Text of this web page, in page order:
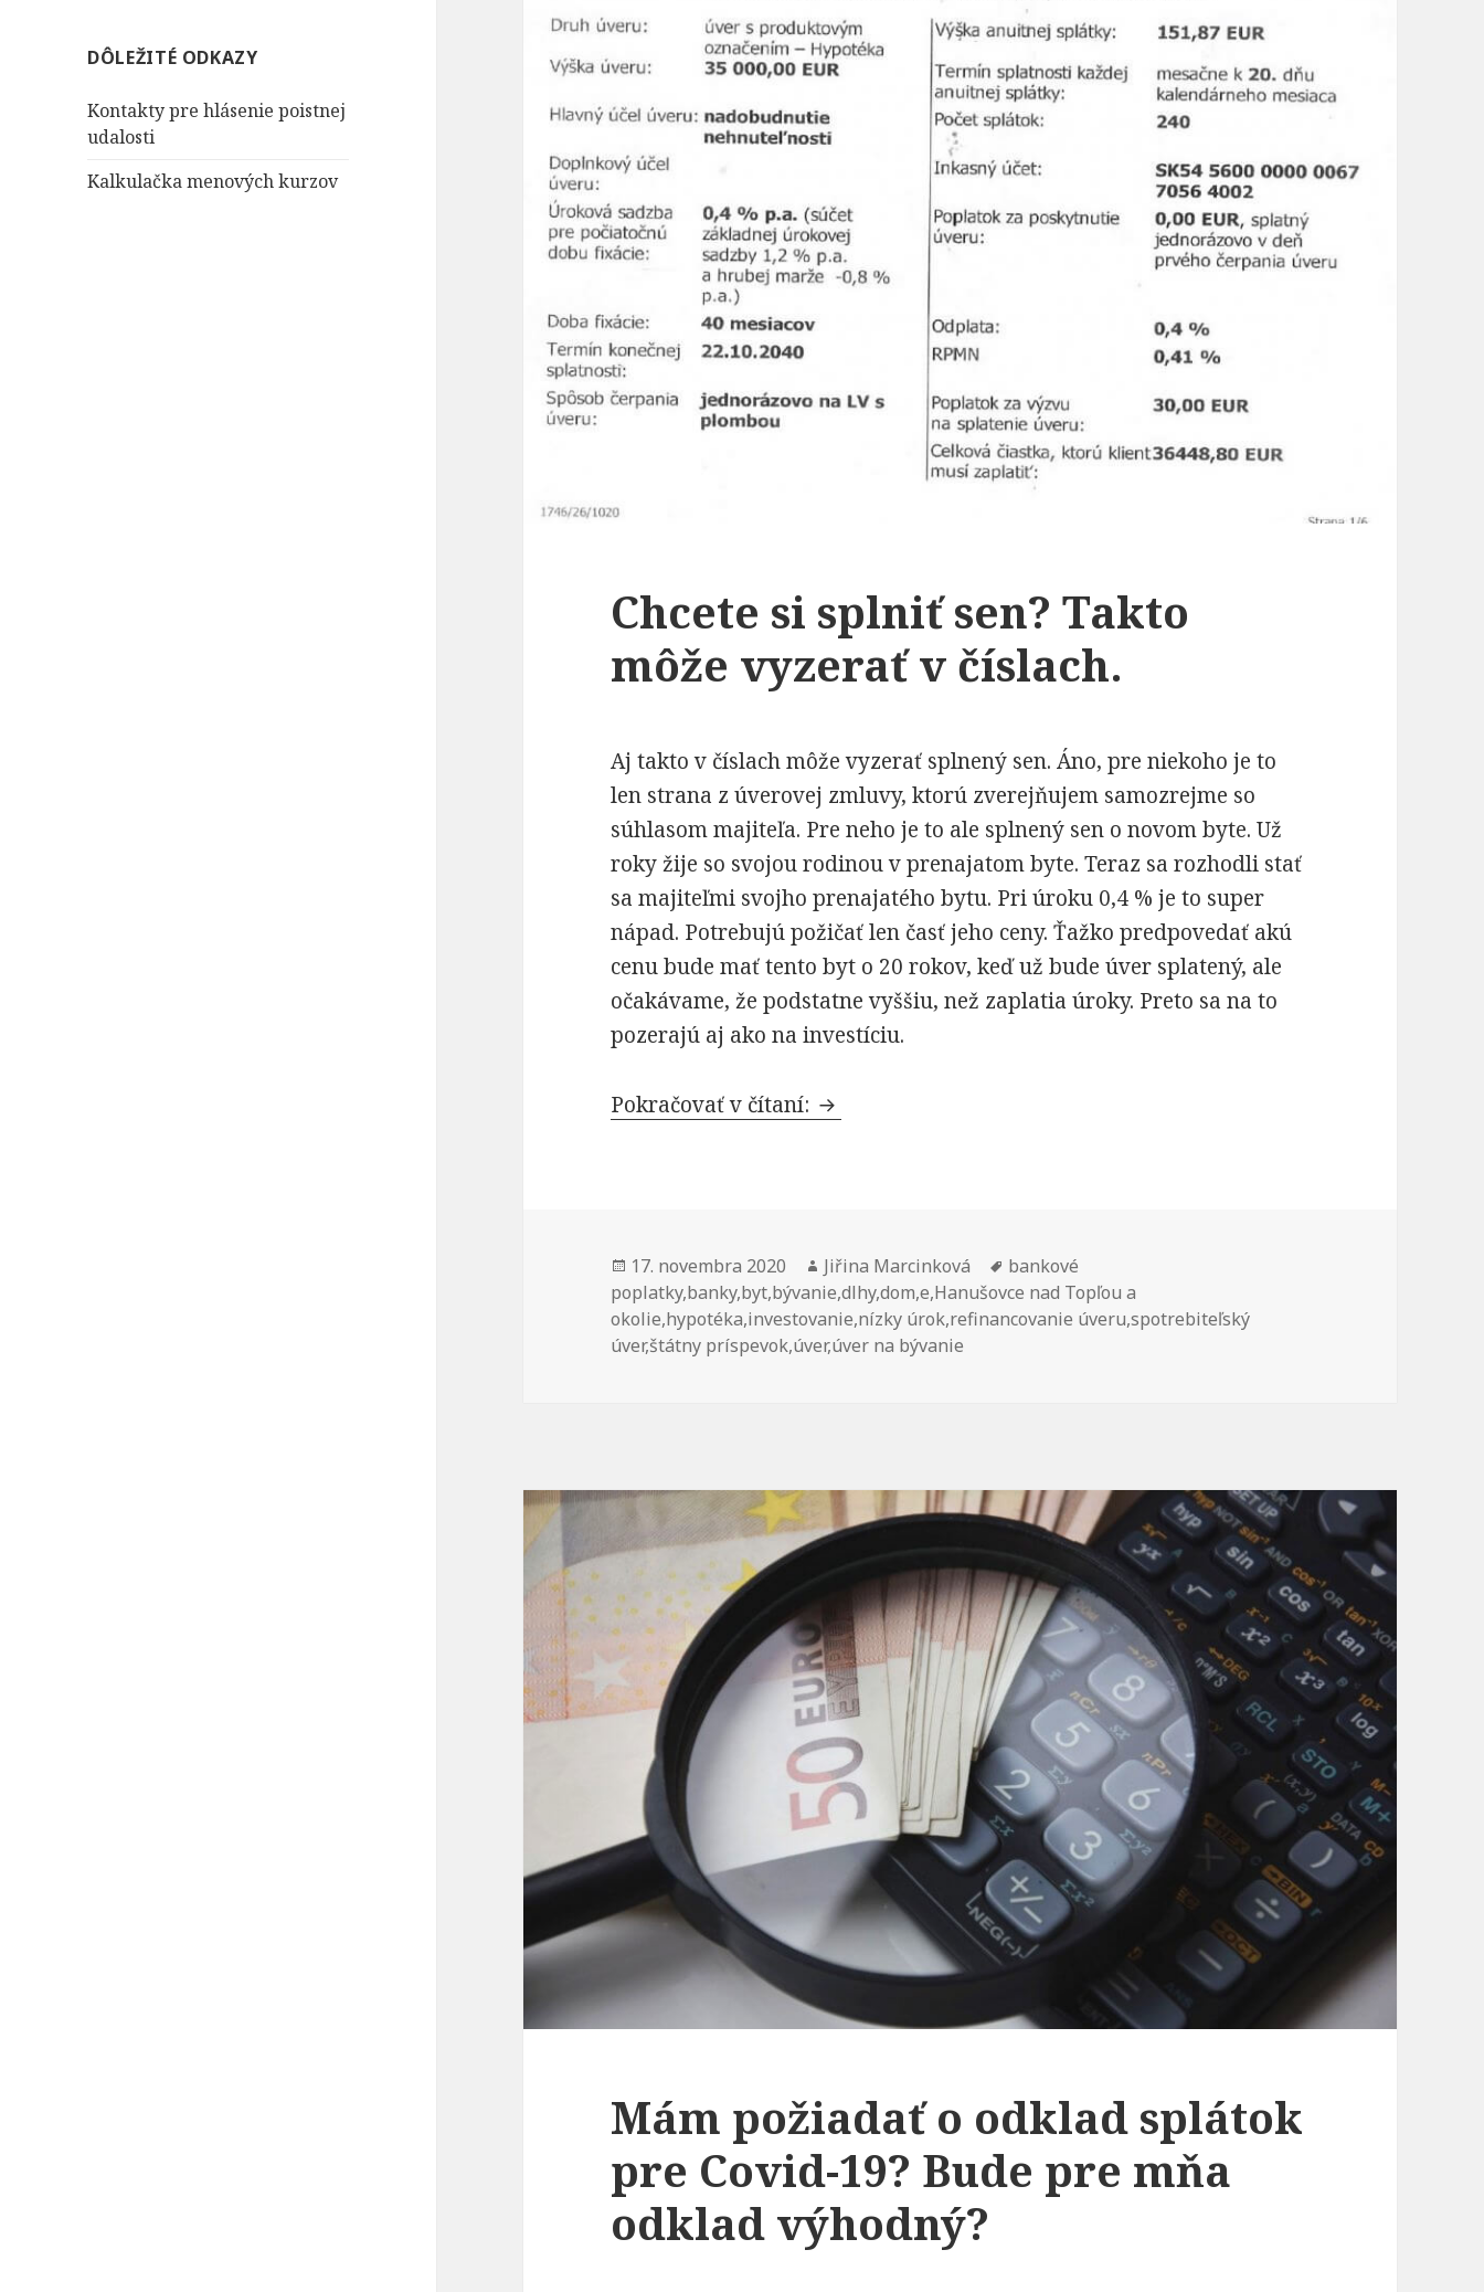
DÔLEŽITÉ ODKAZY
Kontakty pre hlásenie poistnej
udalosti
Kalkulačka menových kurzov
Chcete si splniť sen? Takto
môže vyzerať v číslach.
Aj takto v číslach môže vyzerať splnený sen. Áno, pre niekoho je to
len strana z úverovej zmluvy, ktorú zverejňujem samozrejme so
súhlasom majiteľa. Pre neho je to ale splnený sen o novom byte. Už
roky žije so svojou rodinou v prenajatom byte. Teraz sa rozhodli stať
sa majiteľmi svojho prenajatého bytu. Pri úroku 0,4 % je to super
nápad. Potrebujú požičať len časť jeho ceny. Ťažko predpovedať akú
cenu bude mať tento byt o 20 rokov, keď už bude úver splatený, ale
očakávame, že podstatne vyššiu, než zaplatia úroky. Preto sa na to
pozerajú aj ako na investíciu.
Pokračovať v čítaní: Chcete si splniť sen? Takto môže vyzerať v číslach.
Publikované
17. novembra 2020 Autor
Jiřina Marcinková Značky
bankové
poplatky,banky,byt,bývanie,dlhy,dom,e,Hanušovce nad Topľou a
okolie,hypotéka,investovanie,nízky úrok,refinancovanie úveru,spotrebiteľský
úver,štátny príspevok,úver,úver na bývanie
Mám požiadať o odklad splátok
pre Covid-19? Bude pre mňa
odklad výhodný?